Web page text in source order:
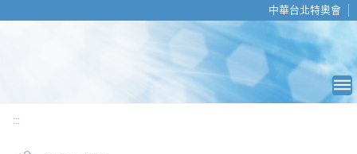
中華台北特奧會
:::